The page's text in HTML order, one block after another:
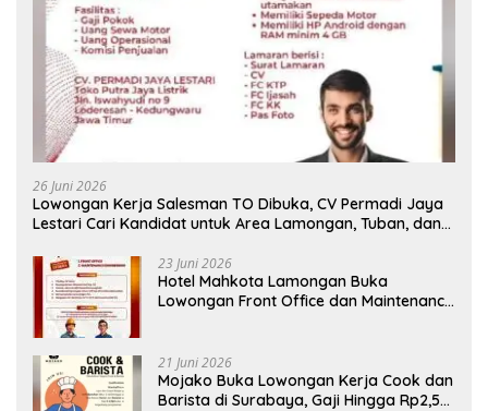
26 Juni 2026
Lowongan Kerja Salesman TO Dibuka, CV Permadi Jaya
Lestari Cari Kandidat untuk Area Lamongan, Tuban, dan
23 Juni 2026
Hotel Mahkota Lamongan Buka
Lowongan Front Office dan Maintenance
21 Juni 2026
Mojako Buka Lowongan Kerja Cook dan
Barista di Surabaya, Gaji Hingga Rp2,5